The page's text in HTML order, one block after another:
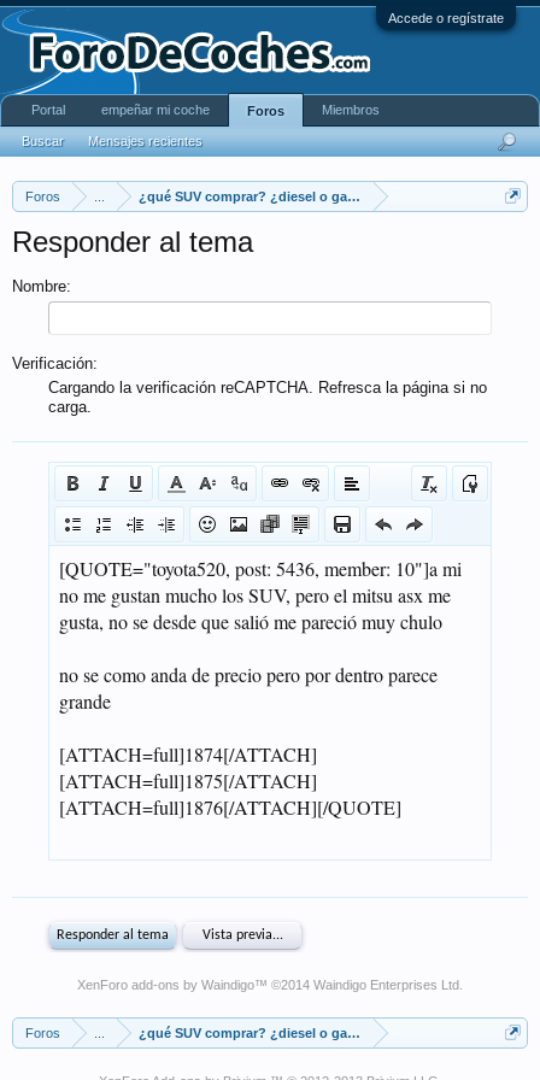
Accede o regístrate
Foros ¿qué SUV comprar? ¿diesel o gasolina? ¿4x2 ó
Responder al tema
Nombre:
Verificación:
Cargando la verificación reCAPTCHA. Refresca la página si no
carga.
XenForo add-ons by Waindigo™ ©2014 Waindigo Enterprises Ltd
Foros ¿qué SUV comprar? ¿diesel o gasolina? ¿4x2 ó
Portal empeñar mi coche Foros
Buscar Mensajes recientes
Miembros